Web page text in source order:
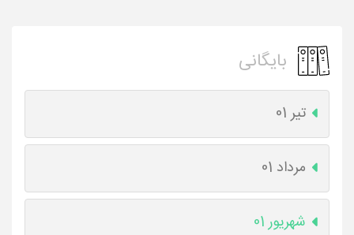
بایگانی
تیر 01
مرداد 01
شهریور 01